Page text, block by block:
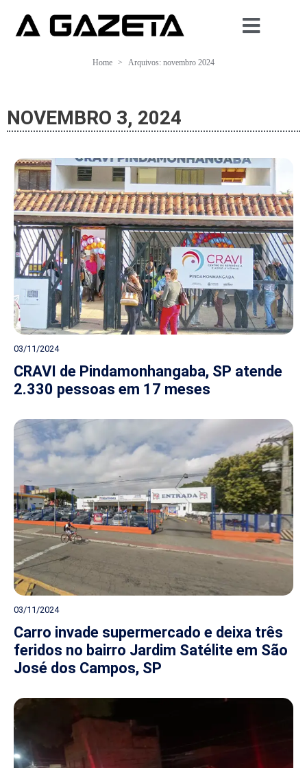
Home Arquivos: novembro 2024
NOVEMBRO 3, 2024
03/11/2024
CRAVI de Pindamonhangaba, SP atende
2.330 pessoas em 17 meses
03/11/2024
Carro invade supermercado e deixa três
feridos no bairro Jardim Satélite em São
José dos Campos, SP